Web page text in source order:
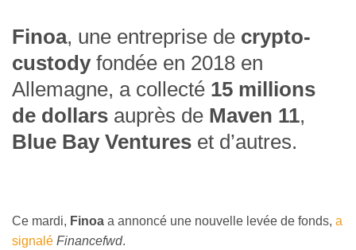
Finoa, une entreprise de crypto-
custodyfondée en 2018 en
Allemagne, a collecté 15 millions
de dollars auprès de Maven 11,
Blue Bay Ventures et d’autres.
Ce mardi, Finoa a annoncé une nouvelle levée de fonds, a
signalé Financefwd.